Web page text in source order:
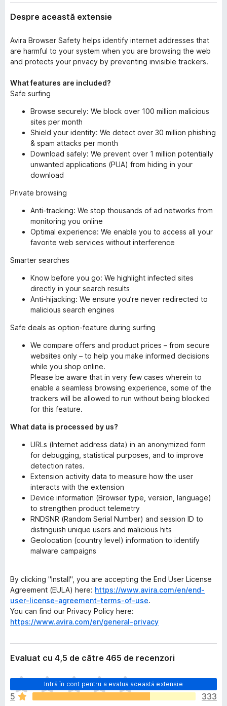
Despre această extensie
Avira Browser Safety helps identify internet addresses that
are harmful to your system when you are browsing the web
and protects your privacy by preventing invisible trackers.
What features are included?
Safe surfing
Browse securely: We block over 100 million malicious
sites per month
Shield your identity: We detect over 30 million phishing
& spam attacks per month
Download safely: We prevent over 1 million potentially
unwanted applications (PUA) from hiding in your
download
Private browsing
Anti-tracking: We stop thousands of ad networks from
monitoring you online
Optimal experience: We enable you to access all your
favorite web services without interference
Smarter searches
Know before you go: We highlight infected sites
directly in your search results
Anti-hijacking: We ensure you’re never redirected to
malicious search engines
Safe deals as option-feature during surfing
We compare offers and product prices – from secure
websites only – to help you make informed decisions
while you shop online.
Please be aware that in very few cases wherein to
enable a seamless browsing experience, some of the
trackers will be allowed to run without being blocked
for this feature.
What data is processed by us?
URLs (Internet address data) in an anonymized form
for debugging, statistical purposes, and to improve
detection rates.
Extension activity data to measure how the user
interacts with the extension
Device information (Browser type, version, language)
to strengthen product telemetry
RNDSNR (Random Serial Number) and session ID to
distinguish unique users and malicious hits
Geolocation (country level) information to identify
malware campaigns
By clicking "Install", you are accepting the End User License
Agreement (EULA) here: https://www.avira.com/en/end-
user-license-agreement-terms-of-use.
You can find our Privacy Policy here:
https://www.avira.com/en/general-privacy
Evaluat cu 4,5 de către 465 de recenzori
Intră în cont pentru a evalua această extensie
N
u
e
5
333